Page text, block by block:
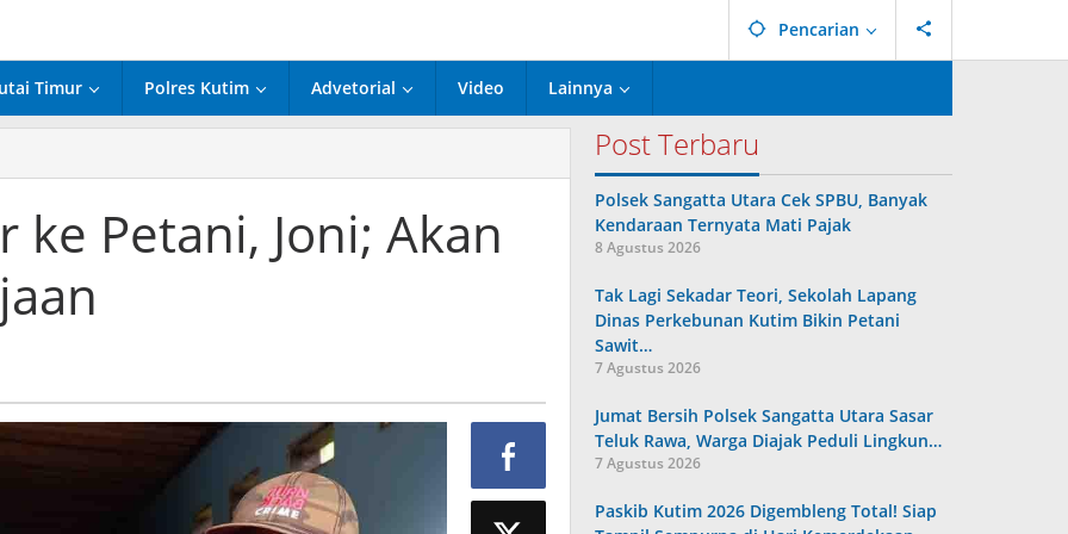
Pencarian
Timur Polres Kutim Advetorial Video Lainnya
ke Petani, Joni; Akan
Post Terbaru
Polsek Sangatta Utara Cek SPBU, Banyak
Kendaraan Ternyata Mati Pajak
8 Agustus 2026
Tak Lagi Sekadar Teori, Sekolah Lapang
Dinas Perkebunan Kutim Bikin Petani
Sawit…
7 Agustus 2026
Jumat Bersih Polsek Sangatta Utara Sasar
Teluk Rawa, Warga Diajak Peduli Lingkun…
7 Agustus 2026
Paskib Kutim 2026 Digembleng Total! Siap